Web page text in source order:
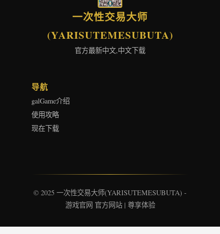
一次性交易大师
(YARISUTEMESUBUTA)
官方最新中文,中文下载
导航
galGame介绍
使用攻略
现在下载
© 2025 一次性交易大师(YARISUTEMESUBUTA) -
游戏官网 官方网站 | 尊享体验